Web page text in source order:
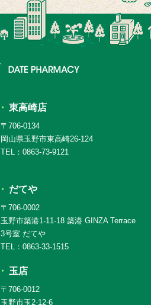
東高崎店
〒706-0134
岡山県玉野市東高崎26-124
TEL：0863-73-9121
だてや
〒706-0002
玉野市築港1-11-18 築港 GINZA Terrace
3号室 だてや
TEL：0863-33-1515
玉店
〒706-0012
玉野市玉2-12-6